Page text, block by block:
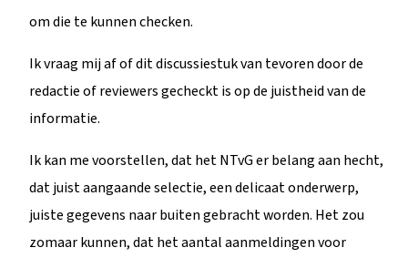
om die te kunnen checken.
Ik vraag mij af of dit discussiestuk van tevoren door de
redactie of reviewers gecheckt is op de juistheid van de
informatie.
Ik kan me voorstellen, dat het NTvG er belang aan hecht,
dat juist aangaande selectie, een delicaat onderwerp,
juiste gegevens naar buiten gebracht worden. Het zou
zomaar kunnen, dat het aantal aanmeldingen voor